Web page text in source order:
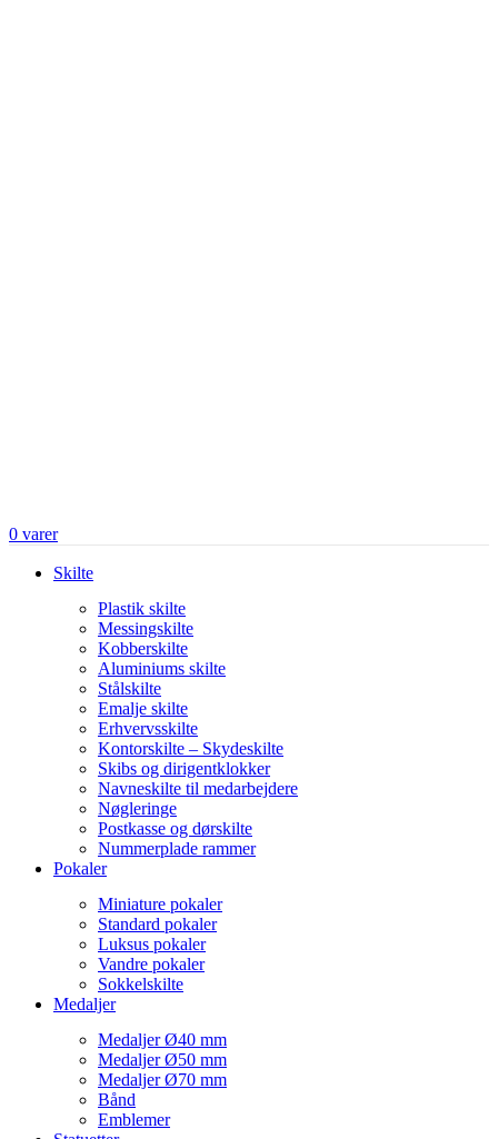
0 varer
Skilte
Plastik skilte
Messingskilte
Kobberskilte
Aluminiums skilte
Stålskilte
Emalje skilte
Erhvervsskilte
Kontorskilte – Skydeskilte
Skibs og dirigentklokker
Navneskilte til medarbejdere
Nøgleringe
Postkasse og dørskilte
Nummerplade rammer
Pokaler
Miniature pokaler
Standard pokaler
Luksus pokaler
Vandre pokaler
Sokkelskilte
Medaljer
Medaljer Ø40 mm
Medaljer Ø50 mm
Medaljer Ø70 mm
Bånd
Emblemer